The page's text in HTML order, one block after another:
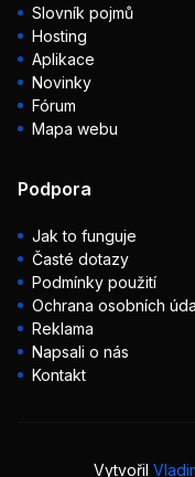
Slovník pojmů
Hosting
Aplikace
Novinky
Fórum
Mapa webu
Podpora
Jak to funguje
Časté dotazy
Podmínky použití
Ochrana osobních
Reklama
Napsali o nás
Kontakt
Vytvořil